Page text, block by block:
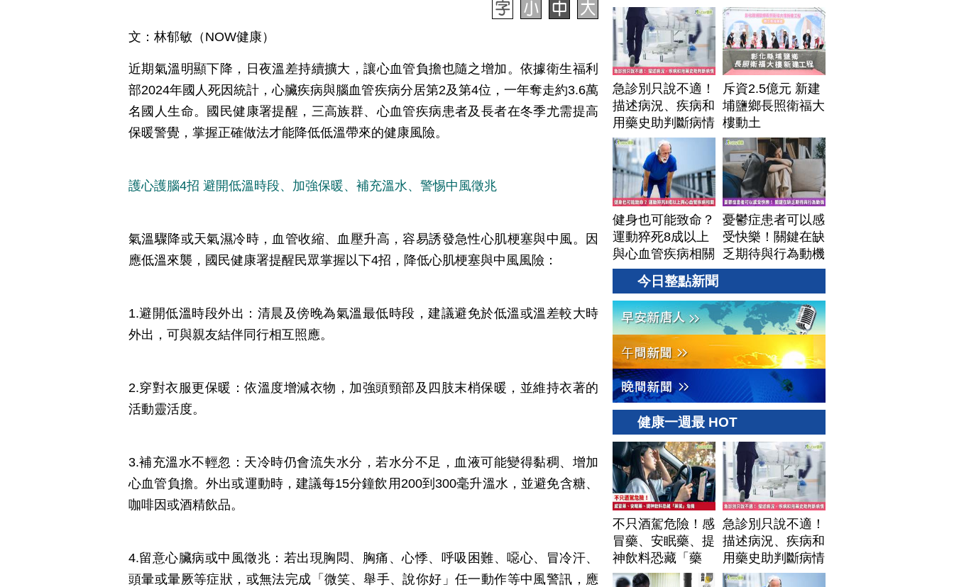
文：林郁敏（NOW健康）
近期氣溫明顯下降，日夜溫差持續擴大，讓心血管負擔也隨之增加。依據衛生福利
部2024年國人死因統計，心臟疾病與腦血管疾病分居第2及第4位，一年奪走約3.6萬
名國人生命。國民健康署提醒，三高族群、心血管疾病患者及長者在冬季尤需提高
保暖警覺，掌握正確做法才能降低低溫帶來的健康風險。
護心護腦4招 避開低溫時段、加強保暖、補充溫水、警惕中風徵兆
氣溫驟降或天氣濕冷時，血管收縮、血壓升高，容易誘發急性心肌梗塞與中風。因
應低溫來襲，國民健康署提醒民眾掌握以下4招，降低心肌梗塞與中風風險：
1.避開低溫時段外出：清晨及傍晚為氣溫最低時段，建議避免於低溫或溫差較大時
外出，可與親友結伴同行相互照應。
2.穿對衣服更保暖：依溫度增減衣物，加強頭頸部及四肢末梢保暖，並維持衣著的
活動靈活度。
3.補充溫水不輕忽：天冷時仍會流失水分，若水分不足，血液可能變得黏稠、增加
心血管負擔。外出或運動時，建議每15分鐘飲用200到300毫升溫水，並避免含糖、
咖啡因或酒精飲品。
4.留意心臟病或中風徵兆：若出現胸悶、胸痛、心悸、呼吸困難、噁心、冒冷汗、
頭暈或暈厥等症狀，或無法完成「微笑、舉手、說你好」任一動作等中風警訊，應
駕」危機
急診別只說不適！
描述病況、疾病和
用藥史助判斷病情
斥資2.5億元 新建
埔鹽鄉長照衛福大
樓動土
健身也可能致命？
運動猝死8成以上
與心血管疾病相關
憂鬱症患者可以感
受快樂！關鍵在缺
乏期待與行為動機
今日整點新聞
健康一週最 HOT
不只酒駕危險！感
冒藥、安眠藥、提
神飲料恐藏「藥
駕」危機
急診別只說不適！
描述病況、疾病和
用藥史助判斷病情